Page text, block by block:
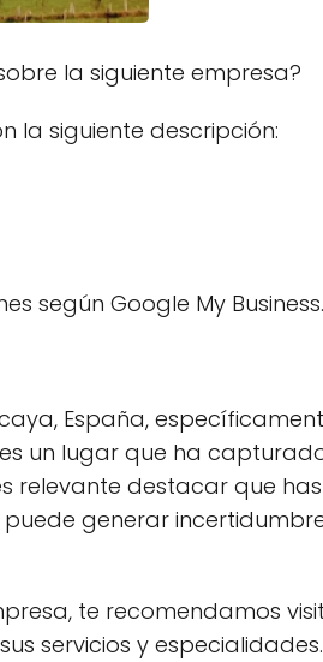
la siguiente empresa?
la siguiente descripción:
según Google My Business.
España,
un lugar que ha
relevante destacar que
generar
te recomendamos
servicios y